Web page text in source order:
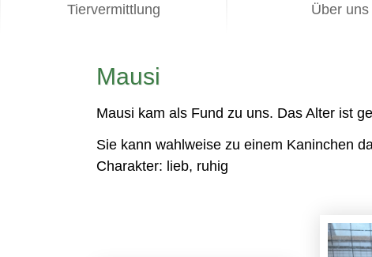
Tiervermittlung Über uns
Mausi
Mausi kam als Fund zu uns. Das Alter ist
Sie kann wahlweise zu einem Kaninchen
Charakter: lieb, ruhig